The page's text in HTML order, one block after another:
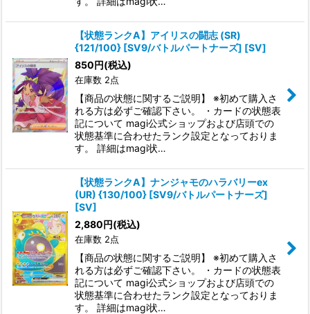
【状態ランクA】アイリスの闘志 (SR)
{121/100} [SV9/バトルパートナーズ] [SV]
850円(税込)
在庫数 2点
【商品の状態に関するご説明】 ※初めて購入さ
れる方は必ずご確認下さい。 ・カードの状態表
記について magi公式ショップおよび店頭での
状態基準に合わせたランク設定となっておりま
す。 詳細はmagi状…
【状態ランクA】ナンジャモのハラバリーex
(UR) {130/100} [SV9/バトルパートナーズ]
[SV]
2,880円(税込)
在庫数 2点
【商品の状態に関するご説明】 ※初めて購入さ
れる方は必ずご確認下さい。 ・カードの状態表
記について magi公式ショップおよび店頭での
状態基準に合わせたランク設定となっておりま
す。 詳細はmagi状…